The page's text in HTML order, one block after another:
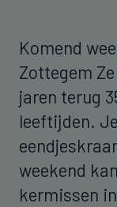
Komend
Zottegem
jaren terug
leeftijden.
weekend
kermissen